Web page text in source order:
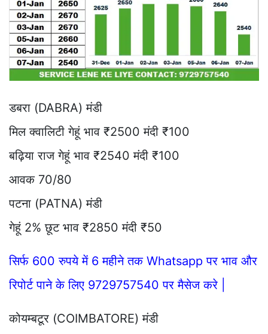
डबरा (DABRA) मंडी
मिल क्वालिटी गेहूं भाव ₹2500 मंदी ₹100
बढ़िया राज गेहूं भाव ₹2540 मंदी ₹100
आवक 70/80
पटना (PATNA) मंडी
गेहूं 2% छूट भाव ₹2850 मंदी ₹50
सिर्फ 600 रुपये में 6 महीने तक Whatsapp पर भाव और
रिपोर्ट पाने के लिए 9729757540 पर मैसेज करे |
कोयम्बटूर (COIMBATORE) मंडी